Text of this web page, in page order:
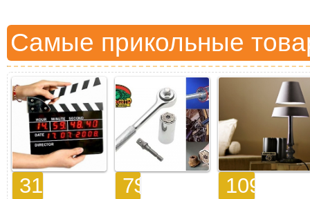
Самые прикольные